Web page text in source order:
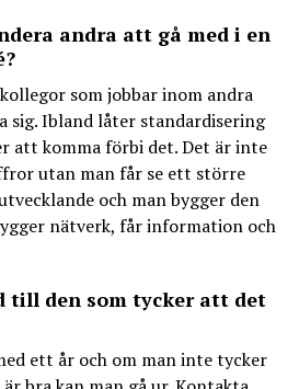
andra att gå med i en
som jobbar inom andra
sig. Ibland låter standardisering
att komma förbi det. Det är inte
utan man får se ett större
och man bygger den
nätverk, får information och
till den som tycker att det
ett år och om man inte tycker